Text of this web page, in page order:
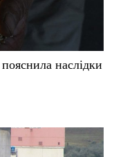
наслідки